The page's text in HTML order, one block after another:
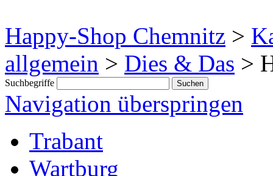
Happy-Shop Chemnitz >
allgemein > Dies & Das >
Suchbegriffe
Navigation überspringen
Trabant
Wartburg